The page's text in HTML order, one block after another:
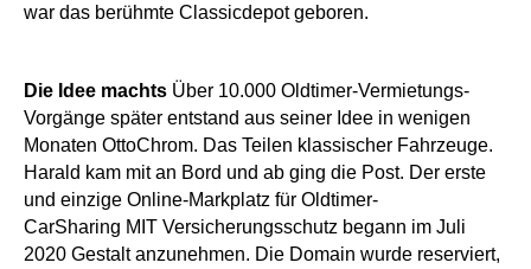
war das berühmte Classicdepot geboren.
Die Idee machts Über 10.000 Oldtimer-Vermietungs-
Vorgänge später entstand aus seiner Idee in wenigen
Monaten OttoChrom. Das Teilen klassischer Fahrzeuge.
Harald kam mit an Bord und ab ging die Post. Der erste
und einzige Online-Markplatz für Oldtimer-
CarSharing MIT Versicherungsschutz begann im Juli
2020 Gestalt anzunehmen. Die Domain wurde reserviert,